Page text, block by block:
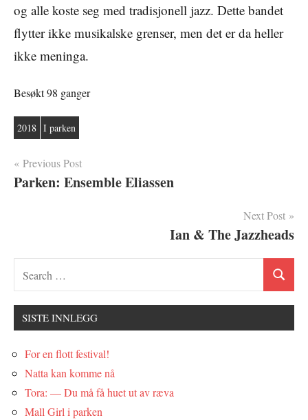
og alle koste seg med tradisjonell jazz. Dette bandet
flytter ikke musikalske grenser, men det er da heller
ikke meninga.
Besøkt 98 ganger
2018 I parken
Innleggsnavigasjon
Previous Post
Parken: Ensemble Eliassen
Next Post
Ian & The Jazzheads
SISTE INNLEGG
For en flott festival!
Natta kan komme nå
Tora: — Du må få huet ut av ræva
Mall Girl i parken